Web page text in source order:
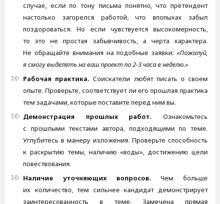
случае, если по тону письма понятно, что претендент
настолько загорелся работой, что впопыхах забыл
поздороваться. Но если чувствуется высокомерность,
то это не простая забывчивость, а черта характера.
Не обращайте внимания на подобные заявки:«Пожалуй,
я смогу выделять на ваш проект по 2-3 часа в неделю.»
Рабочая практика. Соискатели любят писать о своем
опыте. Проверьте, соответствует ли его прошлая практика
тем задачами, которые поставите перед ним вы.
Демонстрация прошлых работ. Ознакомьтесь
с прошлыми текстами автора, подходящими по теме.
Углубитесь в манеру изложения. Проверьте способность
к раскрытию темы, наличию «воды», достижению цели
повествования.
Наличие уточняющих вопросов. Чем больше
их количество, тем сильнее кандидат демонстрирует
заинтересованность в теме. Замечена прямая